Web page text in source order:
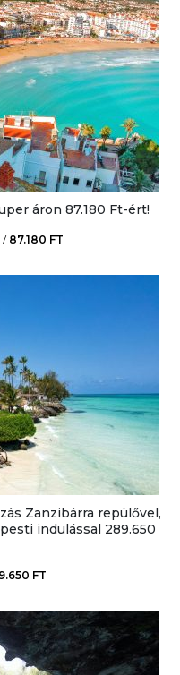
áron 87.180 Ft-ért!
/ 87.180 FT
Zanzibárra repülővel,
indulással 289.650
FT